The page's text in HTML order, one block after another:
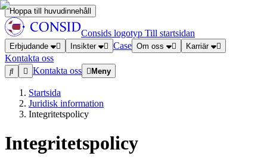
Hoppa till huvudinnehåll
Consids logotyp Till startsidan
Erbjudande Insikter Case Om oss Karriär
Kontakta oss
Kontakta oss
Meny
Startsida
Juridisk information
Integritetspolicy
Integritetspolicy